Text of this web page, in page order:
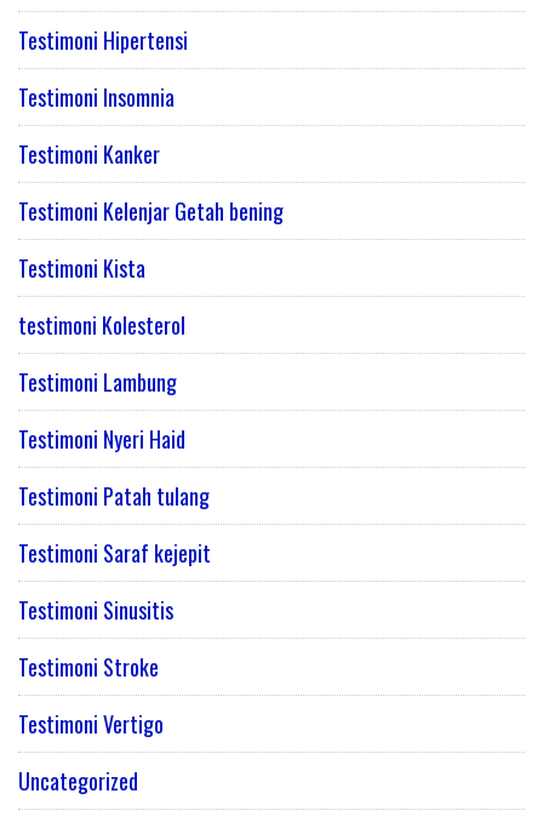
Testimoni Hipertensi
Testimoni Insomnia
Testimoni Kanker
Testimoni Kelenjar Getah bening
Testimoni Kista
testimoni Kolesterol
Testimoni Lambung
Testimoni Nyeri Haid
Testimoni Patah tulang
Testimoni Saraf kejepit
Testimoni Sinusitis
Testimoni Stroke
Testimoni Vertigo
Uncategorized